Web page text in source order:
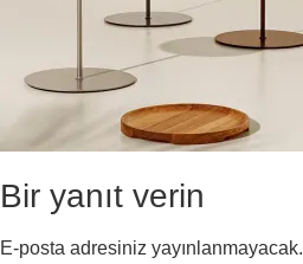
Bir yanıt verin
E-posta adresiniz yayınlanmayacak.